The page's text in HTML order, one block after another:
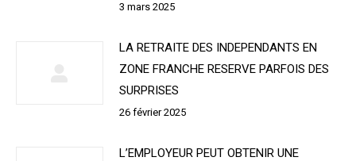
3 mars 2025
LA RETRAITE DES INDEPENDANTS EN
ZONE FRANCHE RESERVE PARFOIS DES
SURPRISES
26 février 2025
L’EMPLOYEUR PEUT OBTENIR UNE